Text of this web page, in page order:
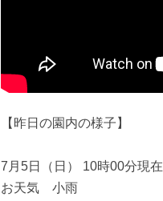
【昨日の園内の様子】
7月5日（日） 10時00分現在
お天気 小雨